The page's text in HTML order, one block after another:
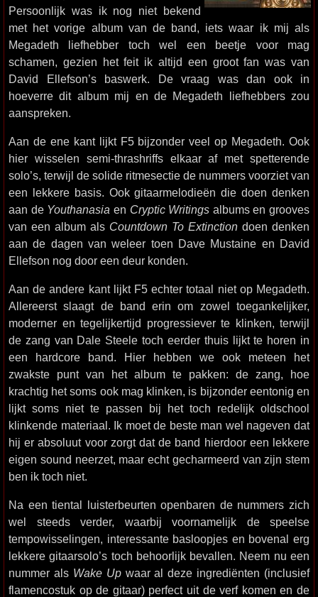
Persoonlijk was ik nog niet bekend
met het vorige album van de band, iets waar ik mij als
Megadeth liefhebber toch wel een beetje voor mag
schamen, gezien het feit ik altijd een groot fan was van
David Ellefson’s baswerk. De vraag was dan ook in
hoeverre dit album mij en de Megadeth liefhebbers zou
aanspreken.
Aan de ene kant lijkt F5 bijzonder veel op Megadeth. Ook
hier wisselen semi-thrashriffs elkaar af met spetterende
solo’s, terwijl de solide ritmesectie de nummers voorziet van
een lekkere basis. Ook gitaarmelodieën die doen denken
aan de Youthanasia en Cryptic Writings albums en grooves
van een album als Countdown To Extinction doen denken
aan de dagen van weleer toen Dave Mustaine en David
Ellefson nog door een deur konden.
Aan de andere kant lijkt F5 echter totaal niet op Megadeth.
Allereerst slaagt de band erin om zowel toegankelijker,
moderner en tegelijkertijd progressiever te klinken, terwijl
de zang van Dale Steele toch eerder thuis lijkt te horen in
een hardcore band. Hier hebben we ook meteen het
zwakste punt van het album te pakken: de zang, hoe
krachtig het soms ook mag klinken, is bijzonder eentonig en
lijkt soms niet te passen bij het toch redelijk oldschool
klinkende materiaal. Ik moet de beste man wel nageven dat
hij er absoluut voor zorgt dat de band hierdoor een lekkere
eigen sound neerzet, maar echt gecharmeerd van zijn stem
ben ik toch niet.
Na een tiental luisterbeurten openbaren de nummers zich
wel steeds verder, waarbij voornamelijk de speelse
tempowisselingen, interessante basloopjes en bovenal erg
lekkere gitaarsolo’s toch behoorlijk bevallen. Neem nu een
nummer als Wake Upwaar al deze ingrediënten (inclusief
flamencostuk op de gitaar) perfect uit de verf komen en de